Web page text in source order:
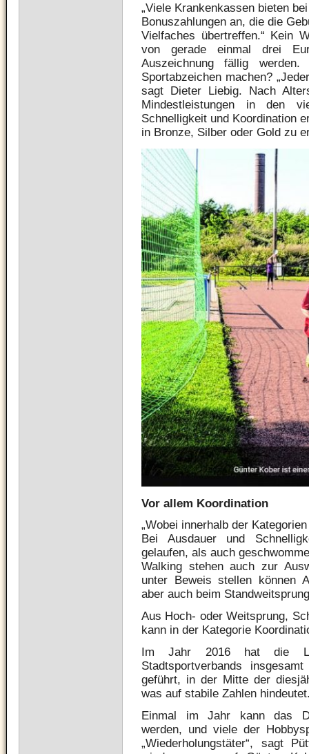
„Viele Krankenkassen bieten
Bonuszahlungen an, die die
Vielfaches übertreffen.“ Kein
von gerade einmal drei
Auszeichnung fällig
Sportabzeichen machen?
sagt Dieter Liebig. Nach
Mindestleistungen in den
Schnelligkeit und Koordination
in Bronze, Silber oder Gold zu
Vor allem Koordination
„Wobei innerhalb der
Bei Ausdauer und
gelaufen, als auch
Walking stehen auch zur
unter Beweis stellen können
aber auch beim
Aus Hoch- oder Weitsprung,
kann in der Kategorie
Im Jahr 2016 hat die
Stadtsportverbands
geführt, in der Mitte der
was auf stabile Zahlen
Einmal im Jahr kann das
werden, und viele der
„Wiederholungstäter“, sagt